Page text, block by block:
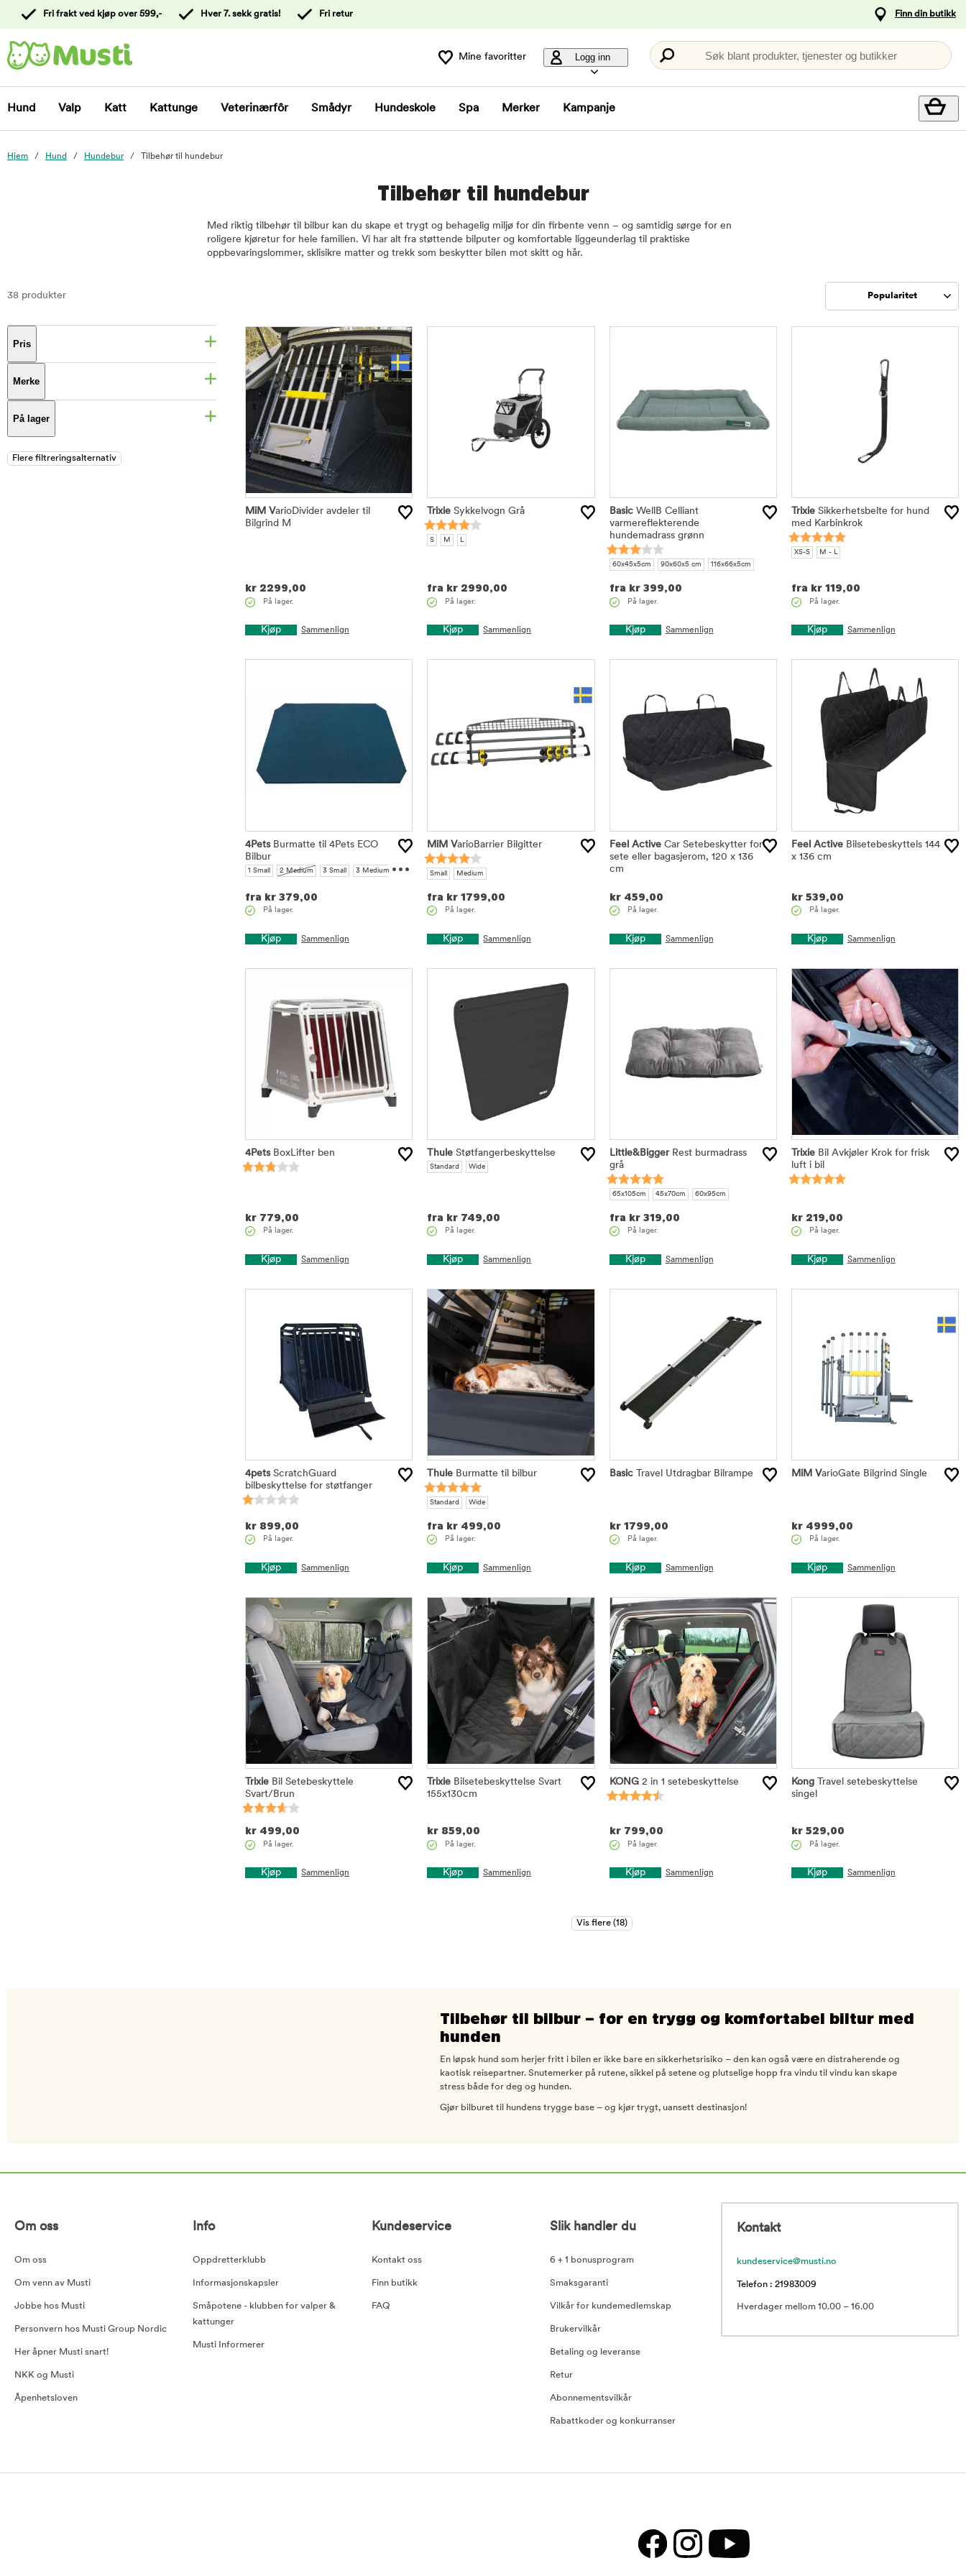
kundeservice
Fri frakt ved kjøp over 599,- Hver 7. sekk gratis! Fri retur Finn din butikk
Mine favoritter Logg inn Søk blant produkter, tjenester og butikker
Hund Valp Katt Kattunge Veterinærfôr Smådyr Hundeskole Spa Merker Kampanje
Hjem Hund Hundebur Tilbehør til hundebur
Tilbehør til hundebur
Med riktig tilbehør til bilbur kan du skape et trygt og behagelig miljø for din firbente venn – og samtidig sørge for en
roligere kjøretur for hele familien. Vi har alt fra støttende bilputer og komfortable liggeunderlag til praktiske
oppbevaringslommer, sklisikre matter og trekk som beskytter bilen mot skitt og hår.
38 produkter
Pris
Merke
På lager
Popularitet
MiM VarioDivider avdeler til
Bilgrind M
kr 2299,00
På lager.
Kjøp Sammenlign
Trixie Sykkelvogn Grå
S M L
fra kr 2990,00
På lager.
Kjøp Sammenlign
BasicWellB Celliant
varmereflekterende
hundemadrass grønn
60x45x5cm 90x60x5 cm 116x66x5cm
fra kr 399,00
På lager.
Kjøp Sammenlign
TrixieSikkerhetsbelte for hund
med Karbinkrok
XS-S M - L
fra kr 119,00
På lager.
Kjøp Sammenlign
4PetsBurmatte til 4Pets ECO
Bilbur
1 Small 2 Medium 3 Small
3 Medium ...
fra kr 379,00
På lager.
Kjøp Sammenlign
MiM VarioBarrier Bilgitter
Small Medium
fra kr1799,00
På lager.
Kjøp Sammenlign
Feel ActiveCar Setebeskytter for
sete eller bagasjerom, 120 x 136
cm
kr 459,00
På lager.
Kjøp Sammenlign
Feel ActiveBilsetebeskyttels 144
x 136 cm
kr 539,00
På lager.
Kjøp Sammenlign
4PetsBoxLifter ben
kr 779,00
På lager.
Kjøp Sammenlign
Thule Støtfangerbeskyttelse
Standard Wide
fra kr 749,00
På lager.
Kjøp Sammenlign
Little&BiggerRest burmadrass
grå
65x105cm 45x70cm 60x95cm
fra kr 319,00
På lager.
Kjøp Sammenlign
TrixieBil Avkjøler Krok for frisk
luft i bil
kr 219,00
På lager.
Kjøp Sammenlign
4petsScratchGuard
bilbeskyttelse for støtfanger
kr 899,00
På lager.
Kjøp Sammenlign
Thule Burmatte til bilbur
Standard Wide
fra kr 499,00
På lager.
Kjøp Sammenlign
BasicTravel Utdragbar Bilrampe
kr 1799,00
På lager.
Kjøp Sammenlign
MiM VarioGate Bilgrind Single
kr 4999,00
På lager.
Kjøp Sammenlign
Trixie Bil Setebeskyttele
Svart/Brun
kr 499,00
På lager.
Kjøp Sammenlign
Trixie Bilsetebeskyttelse Svart
155x130cm
kr 859,00
På lager.
Kjøp Sammenlign
KONG 2 in 1 setebeskyttelse
kr 799,00
På lager.
Kjøp Sammenlign
Kong Travel setebeskyttelse
singel
kr 529,00
På lager.
Kjøp Sammenlign
Tilbehør til bilbur – for en trygg og komfortabel biltur med
hunden
En løpsk hund som herjer fritt i bilen er ikke bare en sikkerhetsrisiko – den kan også være en distraherende og
kaotisk reisepartner. Snutemerker på rutene, sikkel på setene og plutselige hopp fra vindu til vindu kan skape
stress både for deg og hunden.
Gjør bilburet til hundens trygge base – og kjør trygt, uansett destinasjon!
Om oss
Om oss
Om venn av Musti
Jobbe hos Musti
Personvern hos Musti Group Nordic
Her åpner Musti snart!
NKK og Musti
Åpenhetsloven
Info
Oppdretterklubb
Informasjonskapsler
Småpotene - klubben for valper &
kattunger
Musti Informerer
Kundeservice
Kontakt oss
Finn butikk
FAQ
Slik handler du
6 + 1 bonusprogram
Smaksgaranti
Vilkår for kundemedlemskap
Brukervilkår
Betaling og leveranse
Retur
Abonnementsvilkår
Rabattkoder og konkurranser
Kontakt
kundeservice@musti.no
Telefon : 21983009
Hverdager mellom 10.00 – 16.00